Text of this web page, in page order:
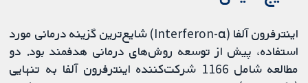
اینترفرون آلفا (Interferon-α) شایع‌ترین گزینه درمانی مورد
استفاده، پیش از توسعه روش‌های درمانی هدفمند بود. دو
مطالعه شامل 1166 شرکت‌کننده اینترفرون آلفا به تنهایی